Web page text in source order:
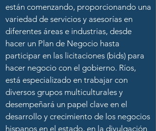
están comenzando, proporcionando una
variedad de servicios y asesorías en
diferentes áreas e industrias, desde
hacer un Plan de Negocio hasta
participar en las licitaciones (bids) para
hacer negocio con el gobierno. Ríos,
está especializado en trabajar con
diversos grupos multiculturales y
desempeñará un papel clave en el
desarrollo y crecimiento de los negocios
hispanos en el estado, en la divulgación